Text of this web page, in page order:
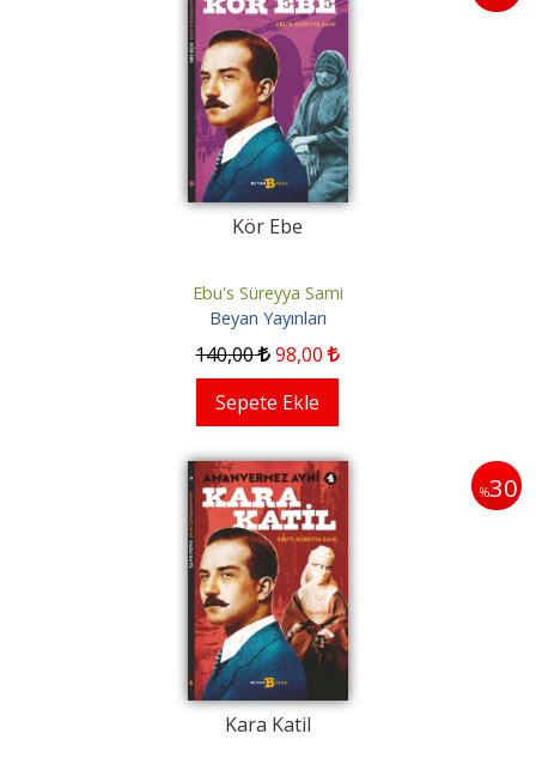
Kör Ebe
Ebu's Süreyya Sami
Beyan Yayınları
140,00 98,00
Sepete Ekle
%30
Kara Katil